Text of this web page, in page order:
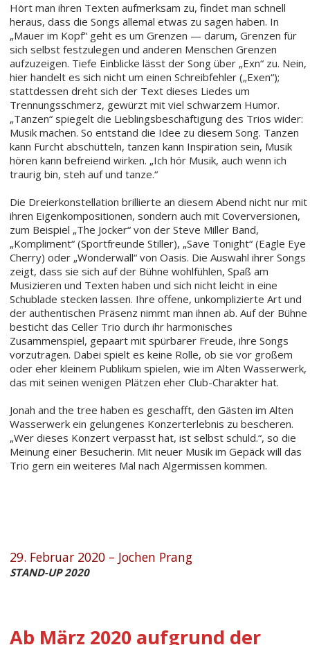
Hört man ihren Texten aufmerksam zu, findet man schnell
heraus, dass die Songs allemal etwas zu sagen haben. In
„Mauer im Kopf“ geht es um Grenzen — darum, Grenzen für
sich selbst festzulegen und anderen Menschen Grenzen
aufzuzeigen. Tiefe Einblicke lässt der Song über „Exn“ zu. Nein,
hier handelt es sich nicht um einen Schreibfehler („Exen“);
stattdessen dreht sich der Text dieses Liedes um
Trennungsschmerz, gewürzt mit viel schwarzem Humor.
„Tanzen“ spiegelt die Lieblingsbeschäftigung des Trios wider:
Musik machen. So entstand die Idee zu diesem Song. Tanzen
kann Furcht abschütteln, tanzen kann Inspiration sein, Musik
hören kann befreiend wirken. „Ich hör Musik, auch wenn ich
traurig bin, steh auf und tanze.“
Die Dreierkonstellation brillierte an diesem Abend nicht nur mit
ihren Eigenkompositionen, sondern auch mit Coverversionen,
zum Beispiel „The Jocker“ von der Steve Miller Band,
„Kompliment“ (Sportfreunde Stiller), „Save Tonight“ (Eagle Eye
Cherry) oder „Wonderwall“ von Oasis. Die Auswahl ihrer Songs
zeigt, dass sie sich auf der Bühne wohlfühlen, Spaß am
Musizieren und Texten haben und sich nicht leicht in eine
Schublade stecken lassen. Ihre offene, unkomplizierte Art und
der authentischen Präsenz nimmt man ihnen ab. Auf der Bühne
besticht das Celler Trio durch ihr harmonisches
Zusammenspiel, gepaart mit spürbarer Freude, ihre Songs
vorzutragen. Dabei spielt es keine Rolle, ob sie vor großem
oder eher kleinem Publikum spielen, wie im Alten Wasserwerk,
das mit seinen wenigen Plätzen eher Club-Charakter hat.
Jonah and the tree haben es geschafft, den Gästen im Alten
Wasserwerk ein gelungenes Konzerterlebnis zu bescheren.
„Wer dieses Konzert verpasst hat, ist selbst schuld.“, so die
Meinung einer Besucherin. Mit neuer Musik im Gepäck will das
Trio gern ein weiteres Mal nach Algermissen kommen.
29. Februar 2020 – Jochen Prang
STAND-UP 2020
Ab März 2020 aufgrund der